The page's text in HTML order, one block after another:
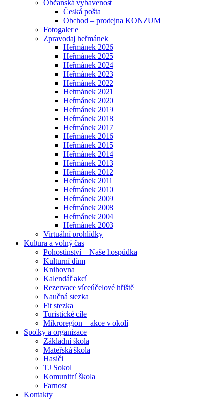
Občanská vybavenost
Česká pošta
Obchod – prodejna KONZUM
Fotogalerie
Zpravodaj heřmánek
Heřmánek 2026
Heřmánek 2025
Heřmánek 2024
Heřmánek 2023
Heřmánek 2022
Heřmánek 2021
Heřmánek 2020
Heřmánek 2019
Heřmánek 2018
Heřmánek 2017
Heřmánek 2016
Heřmánek 2015
Heřmánek 2014
Heřmánek 2013
Heřmánek 2012
Heřmánek 2011
Heřmánek 2010
Heřmánek 2009
Heřmánek 2008
Heřmánek 2004
Heřmánek 2003
Virtuální prohlídky
Kultura a volný čas
Pohostinství – Naše hospůdka
Kulturní dům
Knihovna
Kalendář akcí
Rezervace víceúčelové hřiště
Naučná stezka
Fit stezka
Turistické cíle
Mikroregion – akce v okolí
Spolky a organizace
Základní škola
Mateřská škola
Hasiči
TJ Sokol
Komunitní škola
Farnost
Kontakty